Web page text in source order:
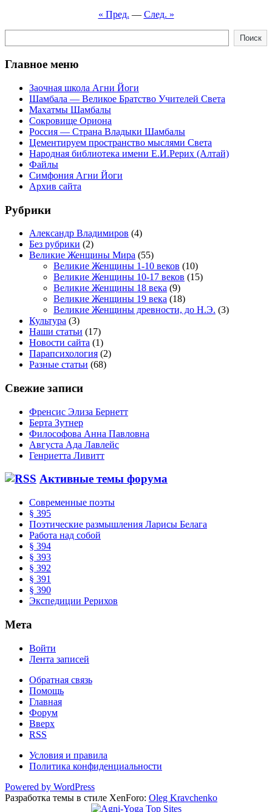
« Пред. — След. »
Поиск
Главное меню
Заочная школа Агни Йоги
Шамбала — Великое Братство Учителей Света
Махатмы Шамбалы
Сокровище Ориона
Россия — Страна Владыки Шамбалы
Цементируем пространство мыслями Света
Народная библиотека имени Е.И.Рерих (Алтай)
Файлы
Симфония Агни Йоги
Архив сайта
Рубрики
Александр Владимиров (4)
Без рубрики (2)
Великие Женщины Мира (55)
Великие Женщины 1-10 веков (10)
Великие Женщины 10-17 веков (15)
Великие Женщины 18 века (9)
Великие Женщины 19 века (18)
Великие Женщины древности, до Н.Э. (3)
Культура (3)
Наши статьи (17)
Новости сайта (1)
Парапсихология (2)
Разные статьи (68)
Свежие записи
Френсис Элиза Бернетт
Берта Зутнер
Философова Анна Павловна
Августа Ада Лавлейс
Генриетта Ливитт
Активные темы форума
Современные поэты
§ 395
Поэтические размышления Ларисы Белага
Работа над собой
§ 394
§ 393
§ 392
§ 391
§ 390
Экспедиции Рерихов
Мета
Войти
Лента записей
Обратная связь
Помощь
Главная
Форум
Вверх
RSS
Условия и правила
Политика конфиденциальности
Powered by WordPress
Разработка темы в стиле XenForo: Oleg Kravchenko